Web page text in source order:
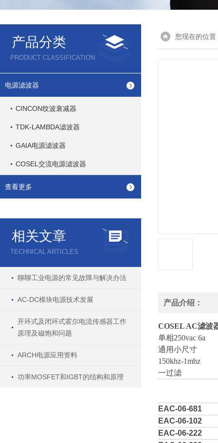
产品分类
PRODUCT CLASSIFICATION
电源滤波器
CINCON纹波衰减器
TDK-LAMBDA滤波器
GAIA电源滤波器
COSEL交流电源滤波器
查看更多
相关文章
TECHNICAL ARTICLES
聊聊工业电源的常见故障与解决办法
AC-DC模块电源技术发展
开环式及闭环式霍尔电流传感器工作
原理及磁饱和问题
ARCH电源应用资料
功率MOSFET和IGBT的结构和原理
您现在的位置
产品介绍：
COSEL AC滤波
单相250vac 6a
通用小尺寸
150khz-1mhz
一过滤
EAC-06-681
EAC-06-102
EAC-06-222